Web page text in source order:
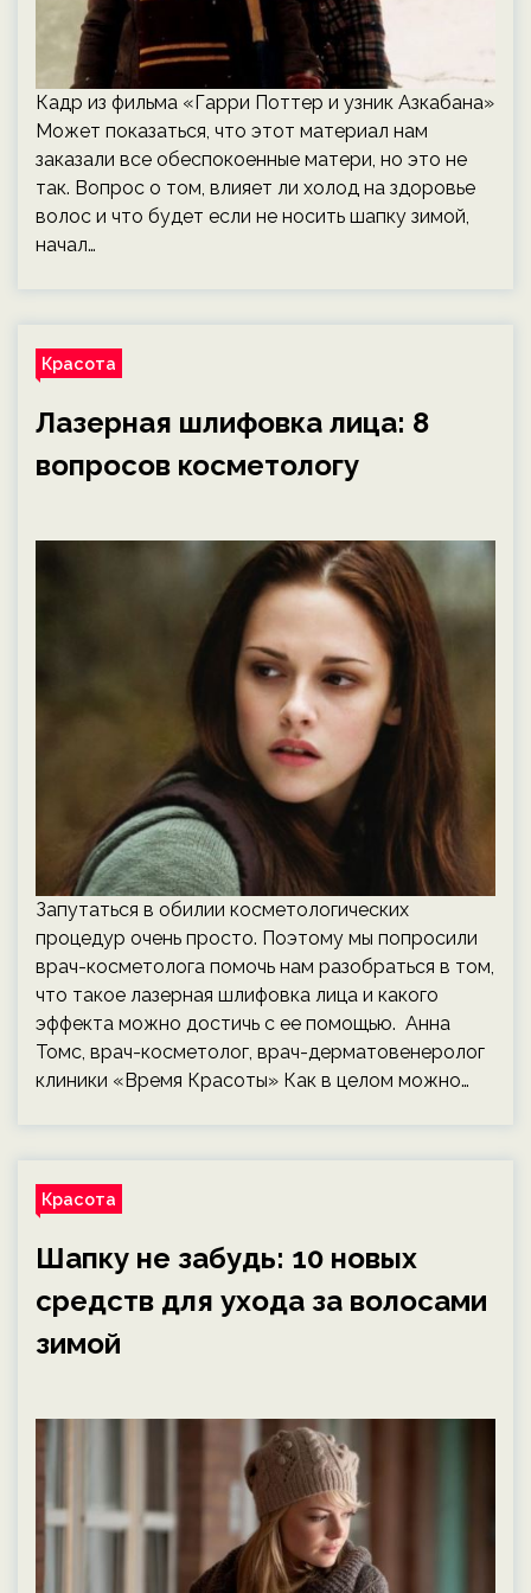
Кадр из фильма «Гарри Поттер и узник Азкабана»
Может показаться, что этот материал нам
заказали все обеспокоенные матери, но это не
так. Вопрос о том, влияет ли холод на здоровье
волос и что будет если не носить шапку зимой,
начал…
Красота
Лазерная шлифовка лица: 8
вопросов косметологу
Запутаться в обилии косметологических
процедур очень просто. Поэтому мы попросили
врач-косметолога помочь нам разобраться в том,
что такое лазерная шлифовка лица и какого
эффекта можно достичь с ее помощью. Анна
Томс, врач-косметолог, врач-дерматовенеролог
клиники «Время Красоты» Как в целом можно…
Красота
Шапку не забудь: 10 новых
средств для ухода за волосами
зимой